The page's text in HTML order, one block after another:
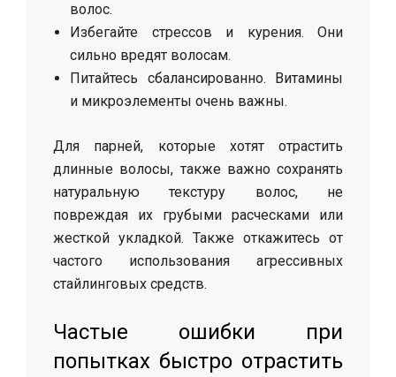
волос.
Избегайте стрессов и курения. Они
сильно вредят волосам.
Питайтесь сбалансированно. Витамины
и микроэлементы очень важны.
Для парней, которые хотят отрастить
длинные волосы, также важно сохранять
натуральную текстуру волос, не
повреждая их грубыми расческами или
жесткой укладкой. Также откажитесь от
частого использования агрессивных
стайлинговых средств.
Частые ошибки при
попытках быстро отрастить